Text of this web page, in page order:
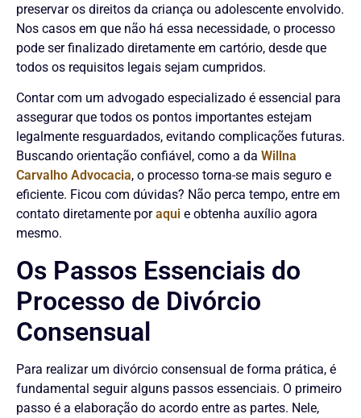
preservar os direitos da criança ou adolescente envolvido.
Nos casos em que não há essa necessidade, o processo
pode ser finalizado diretamente em cartório, desde que
todos os requisitos legais sejam cumpridos.
Contar com um advogado especializado é essencial para
assegurar que todos os pontos importantes estejam
legalmente resguardados, evitando complicações futuras.
Buscando orientação confiável, como a da Willna
Carvalho Advocacia, o processo torna-se mais seguro e
eficiente. Ficou com dúvidas? Não perca tempo, entre em
contato diretamente poraqui e obtenha auxílio agora
mesmo.
Os Passos Essenciais do
Processo de Divórcio
Consensual
Para realizar um divórcio consensual de forma prática, é
fundamental seguir alguns passos essenciais. O primeiro
passo é a elaboração do acordo entre as partes. Nele,